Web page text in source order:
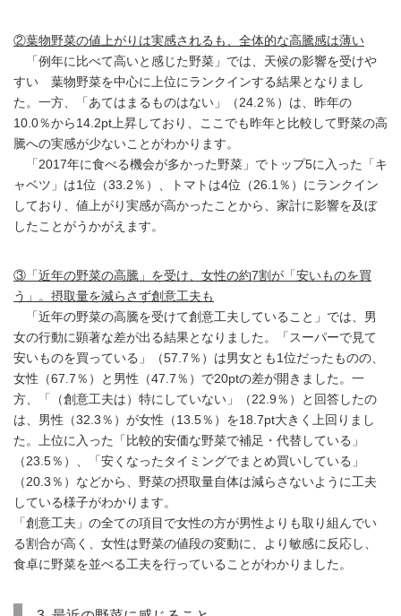
②葉物野菜の値上がりは実感されるも、全体的な高騰感は薄い
「例年に比べて高いと感じた野菜」では、天候の影響を受けや
すい 葉物野菜を中心に上位にランクインする結果となりまし
た。一方、「あてはまるものはない」（24.2％）は、昨年の
10.0％から14.2pt上昇しており、ここでも昨年と比較して野菜の高
騰への実感が少ないことがわかります。
「2017年に食べる機会が多かった野菜」でトップ5に入った「キ
ャベツ」は1位（33.2％）、トマトは4位（26.1％）にランクイン
しており、値上がり実感が高かったことから、家計に影響を及ぼ
したことがうかがえます。
③「近年の野菜の高騰」を受け、女性の約7割が「安いものを買
う」。摂取量を減らさず創意工夫も
「近年の野菜の高騰を受けて創意工夫していること」では、男
女の行動に顕著な差が出る結果となりました。「スーパーで見て
安いものを買っている」（57.7％）は男女とも1位だったものの、
女性（67.7％）と男性（47.7％）で20ptの差が開きました。一
方、「（創意工夫は）特にしていない」（22.9％）と回答したの
は、男性（32.3％）が女性（13.5％）を18.7pt大きく上回りまし
た。上位に入った「比較的安価な野菜で補足・代替している」
（23.5％）、「安くなったタイミングでまとめ買いしている」
（20.3％）などから、野菜の摂取量自体は減らさないように工夫
している様子がわかります。
「創意工夫」の全ての項目で女性の方が男性よりも取り組んでい
る割合が高く、女性は野菜の値段の変動に、より敏感に反応し、
食卓に野菜を並べる工夫を行っていることがわかりました。